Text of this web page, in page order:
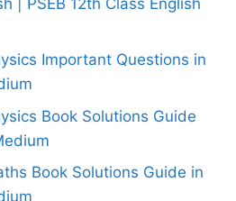
Important Questions in
Book Solutions Guide
Book Solutions Guide in